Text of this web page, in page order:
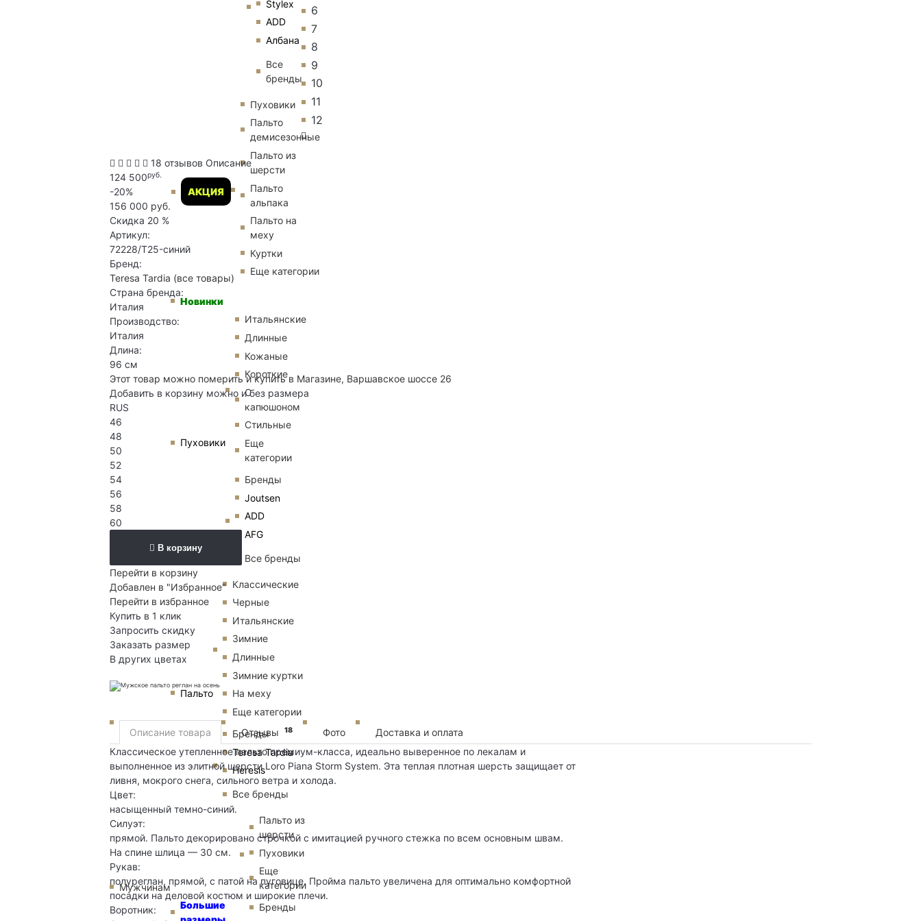
Stylex
ADD
Албана
Все
бренды
АКЦИЯ
Пуховики
Пальто
демисезонные
Пальто из
шерсти
Пальто
альпака
Пальто на
меху
Куртки
Еще категории
Мужчинам
Новинки
Пуховики
Итальянские
Длинные
Кожаные
Короткие
С
капюшоном
Стильные
Еще
категории
Бренды
Joutsen
ADD
AFG
Все бренды
Пальто
Классические
Черные
Итальянские
Зимние
Длинные
Зимние куртки
На меху
Еще категории
Бренды
Teresa Tardia
Heresis
Все бренды
Большие
Пальто из
шерсти
Пуховики
Еще
категории
Бренды
6
7
8
9
10
11
12
18 отзывов Описание
124 500руб.
-20%
156 000 руб.
Скидка 20 %
Артикул:
72228/T25-синий
Бренд:
Teresa Tardia (все товары)
Страна бренда:
Италия
Производство:
Италия
Длина:
96 см
Этот товар можно померить и купить в Магазине, Варшавское шоссе 26
Добавить в корзину можно и без размера
RUS
46
48
50
52
54
56
58
60
В корзину
Перейти в корзину
Добавлен в "Избранное"
Перейти в избранное
Купить в 1 клик
Запросить скидку
Заказать размер
В других цветах
Описание товара Отзывы 18 Фото
Доставка и оплата
Классическое утепленное пальто премиум-класса, идеально выверенное по лекалам и
выполненное из элитной шерсти Loro Piana Storm System. Эта теплая плотная шерсть защищает от
ливня, мокрого снега, сильного ветра и холода.
Цвет:
насыщенный темно-синий.
Силуэт:
прямой. Пальто декорировано строчкой с имитацией ручного стежка по всем основным швам.
На спине шлица — 30 см.
Рукав:
полуреглан, прямой, с патой на пуговице. Пройма пальто увеличена для оптимально комфортной
посадки на деловой костюм и широкие плечи.
Воротник: